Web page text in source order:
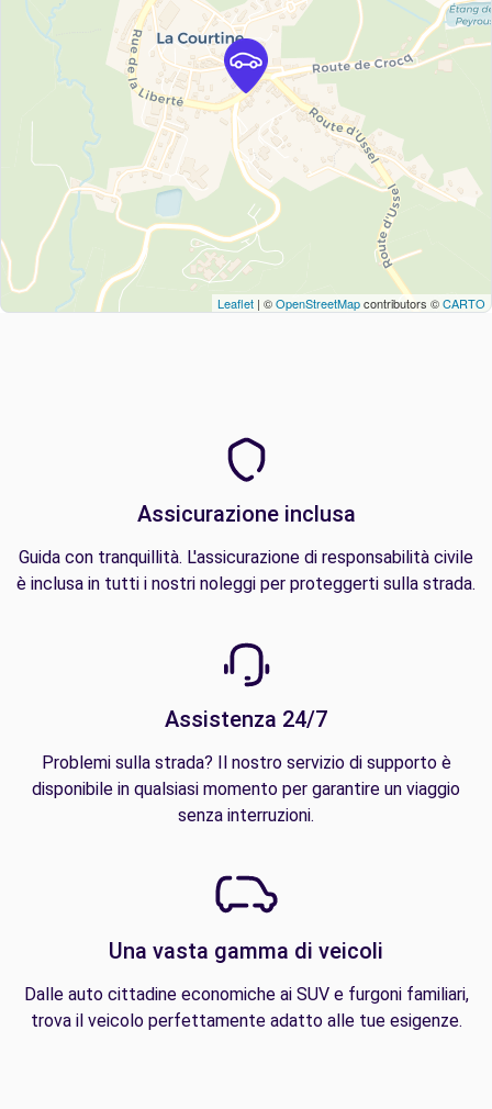
Leaflet | ©OpenStreetMapcontributors ©CARTO
Assicurazione inclusa
Guida con tranquillità. L'assicurazione di responsabilità civile
è inclusa in tutti i nostri noleggi per proteggerti sulla strada.
Assistenza 24/7
Problemi sulla strada? Il nostro servizio di supporto è
disponibile in qualsiasi momento per garantire un viaggio
senza interruzioni.
Una vasta gamma di veicoli
Dalle auto cittadine economiche ai SUV e furgoni familiari,
trova il veicolo perfettamente adatto alle tue esigenze.